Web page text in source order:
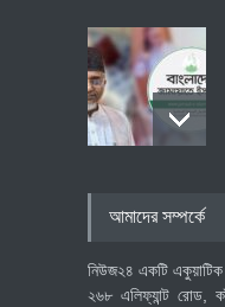
আমাদের সম্পর্কে
নিউজ২৪ একটি
২৬৮ এলিফ্যান্ট রোড,